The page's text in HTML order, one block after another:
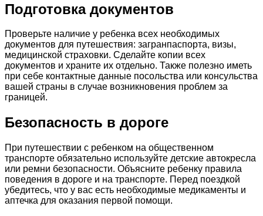
Подготовка документов
Проверьте наличие у ребенка всех необходимых
документов для путешествия: загранпаспорта, визы,
медицинской страховки. Сделайте копии всех
документов и храните их отдельно. Также полезно иметь
при себе контактные данные посольства или консульства
вашей страны в случае возникновения проблем за
границей.
Безопасность в дороге
При путешествии с ребенком на общественном
транспорте обязательно используйте детские автокресла
или ремни безопасности. Объясните ребенку правила
поведения в дороге и на транспорте. Перед поездкой
убедитесь, что у вас есть необходимые медикаменты и
аптечка для оказания первой помощи.